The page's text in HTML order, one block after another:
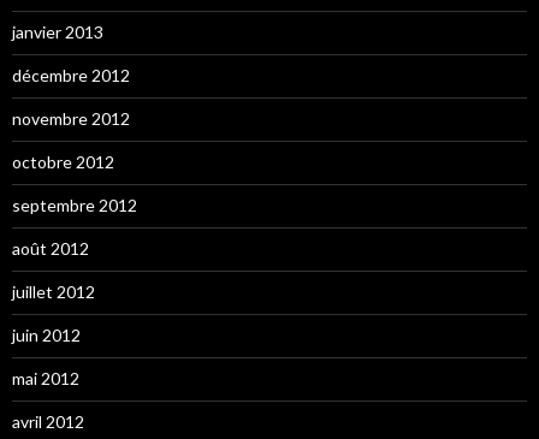
janvier 2013
décembre 2012
novembre 2012
octobre 2012
septembre 2012
août 2012
juillet 2012
juin 2012
mai 2012
avril 2012